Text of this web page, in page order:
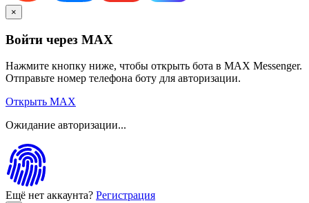
×
Войти через MAX
Нажмите кнопку ниже, чтобы открыть бота в MAX Messenger.
Отправьте номер телефона боту для авторизации.
Открыть MAX
Ожидание авторизации...
Ещё нет аккаунта? Регистрация